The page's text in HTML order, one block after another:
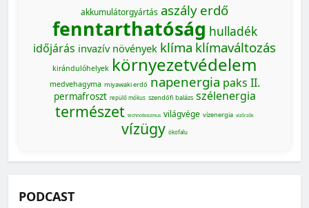
akkumulátorgyártás aszály erdő
fenntarthatóság hulladék
időjárás invazív növények klíma klímaváltozás
kirándulóhelyek környezetvédelem
medvehagyma miyawaki erdő napenergia paks II.
permafroszt repülő mókus szendőfi balázs szélenergia
természet technofasizmus világvége vízenergia vízőrzők
vízügy ökofalu
PODCAST